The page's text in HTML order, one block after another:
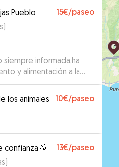
Pueblo 15€/paseo
)
siempre informada,ha
y alimentación a la
es lo feliz que
etc.
los animales 10€/paseo
confianza 🌞 13€/paseo
)